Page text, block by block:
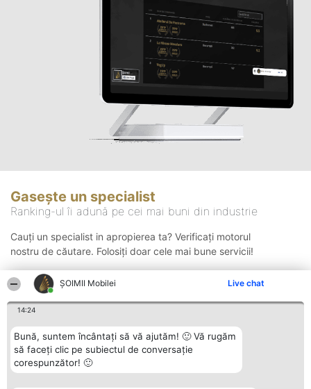
ȘOIMII Mobilei Live chat
14:24
Bună, suntem încântați să vă ajutăm! 🙂 Vă rugăm
să faceți clic pe subiectul de conversație
corespunzător! 🙂
Gasește un specialist
Ranking-ul îi adună pe cei mai buni din industrie
Cauți un specialist in apropierea ta? Verificați motorul
nostru de căutare. Folosiți doar cele mai bune servicii!